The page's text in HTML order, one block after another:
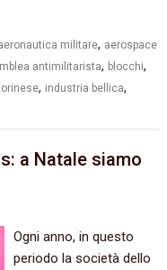
militare, aerospace
antimilitarista, blocchi,
, industria bellica,
a Natale siamo
Ogni anno, in questo
periodo la società dello